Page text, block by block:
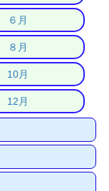
６月
８月
10月
12月